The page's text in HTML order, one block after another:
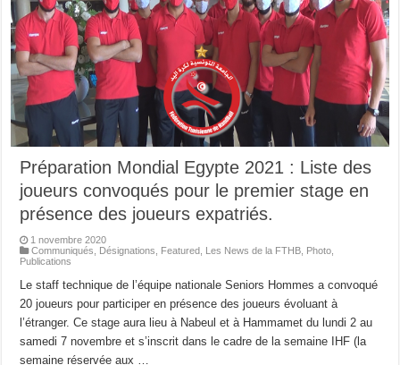
Préparation Mondial Egypte 2021 : Liste des
joueurs convoqués pour le premier stage en
présence des joueurs expatriés.
1 novembre 2020
Communiqués
Désignations Featured Les News de la FTHB Photo
Publications
Le staff technique de l’équipe nationale Seniors Hommes a convoqué
20 joueurs pour participer en présence des joueurs évoluant à
l’étranger. Ce stage aura lieu à Nabeul et à Hammamet du lundi 2 au
samedi 7 novembre et s’inscrit dans le cadre de la semaine IHF (la
semaine réservée aux …